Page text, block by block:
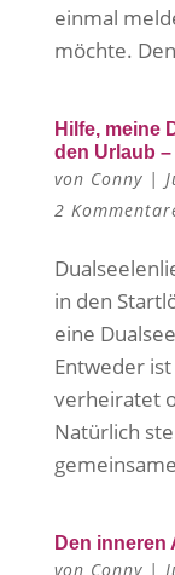
einmal
möchte.
Hilfe, meine
den Urlaub –
von Conny|
2
in den
eine
Entweder
verheiratet
Natürlich
Den inneren
von Conny|